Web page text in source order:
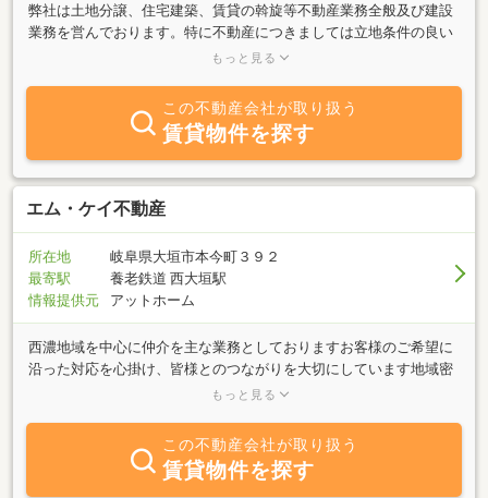
弊社は土地分譲、住宅建築、賃貸の斡旋等不動産業務全般及び建設
業務を営んでおります。特に不動産につきましては立地条件の良い
土地をご提供させて頂きます。名古屋に通勤に便利な大垣駅近郊で
しては、省エネ性、耐久性、耐震性の高い「ＦＰの家」をご提供し
ております。弊社のご提案するＦＰの家は、国からの補助金を受け
取って頂くことができます。その内容はエコポイント（３０万円）
に限らず、省エネ性の高い住宅だけに与えられる経済産業省ＮＥＤ
Ｏ（ネド）機構の補助金（延床面積４０坪程度で約１８０万円）も
ございます。その他各種補助金のご提案もさせて頂いております。
を補助金を使って賢く、さらに経済的に建てられませんか。又、賃
貸物件につきましても自社物件を数多く取揃えております。
もっと見る
この不動産会社が取り扱う
賃貸物件を探す
エム・ケイ不動産
所在地
岐阜県大垣市本今町３９２
最寄駅
養老鉄道 西大垣駅
情報提供元
アットホーム
西濃地域を中心に仲介を主な業務としておりますお客様のご希望に
沿った対応を心掛け、皆様とのつながりを大切にしています地域密
着はもちろん遠方の物件の取り扱いもしておりますお気軽にご連
もっと見る
この不動産会社が取り扱う
賃貸物件を探す